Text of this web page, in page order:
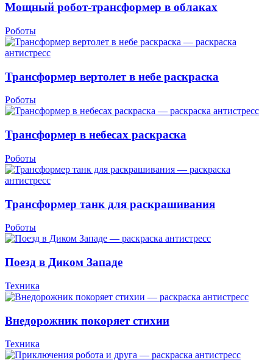
Мощный робот-трансформер в облаках
Роботы
Трансформер вертолет в небе раскраска
Роботы
Трансформер в небесах раскраска
Роботы
Трансформер танк для раскрашивания
Роботы
Поезд в Диком Западе
Техника
Внедорожник покоряет стихии
Техника